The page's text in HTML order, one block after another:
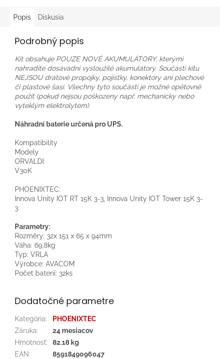
Popis Diskusia
Podrobný popis
Kit obsahuje POUZE NOVÉ AKUMULÁTORY, kterými
nahradíte dosavadní vysloužilé akumulátory. Součástí kitu
NEJSOU drátové propojky, pojistky, konektory ani plechové
či plastové šasi. Všechny tyto součásti je možné opětovně
použít (pokud nejsou poškozeny např. mechanicky nebo
vyteklým elektrolytem).
Náhradní baterie určená pro UPS.
Kompatibility
Modely
ORVALDI:
V30K
PHOENIXTEC:
Innova Unity IOT RT 15K 3-3, Innova Unity IOT Tower 15K 3-
3
Parametry:
Rozměry: 32x 151 x 65 x 94mm
Váha: 69,8kg
Typ: VRLA
Výrobce: AVACOM
Počet baterií: 32ks
Dodatočné parametre
Kategória:
PHOENIXTEC
Záruka:
24 mesiacov
Hmotnosť:
82.18 kg
EAN:
8591849096047